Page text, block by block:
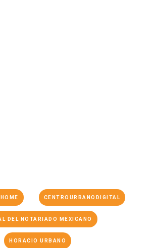
CENTROURBANODIGITAL
DEL NOTARIADO MEXICANO
HORACIO URBANO